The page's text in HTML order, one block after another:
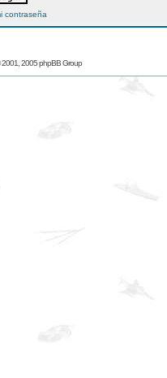
contraseña
2005 phpBB Group